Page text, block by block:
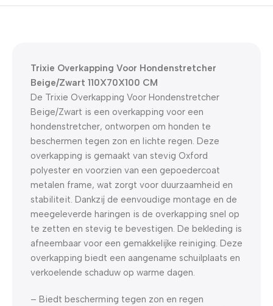
5% korting met code
Trixie Overkapping Voor Hondenstretcher
Beige/Zwart 110X70X100 CM
De Trixie Overkapping Voor Hondenstretcher
Beige/Zwart is een overkapping voor een
hondenstretcher, ontworpen om honden te
beschermen tegen zon en lichte regen. Deze
overkapping is gemaakt van stevig Oxford
polyester en voorzien van een gepoedercoat
metalen frame, wat zorgt voor duurzaamheid en
stabiliteit. Dankzij de eenvoudige montage en de
meegeleverde haringen is de overkapping snel op
te zetten en stevig te bevestigen. De bekleding is
afneembaar voor een gemakkelijke reiniging. Deze
overkapping biedt een aangename schuilplaats en
verkoelende schaduw op warme dagen.
– Biedt bescherming tegen zon en regen